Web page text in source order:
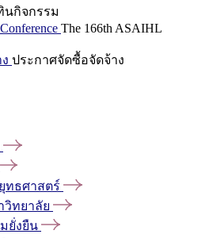
นกิจกรรม
The 166th ASAIHL
ประกาศจัดซื้อจัดจ้าง
ทธศาสตร์
ทยาลัย
ยั่งยืน